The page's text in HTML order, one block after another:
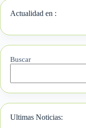
Actualidad en :
Buscar
Ultimas Noticias: